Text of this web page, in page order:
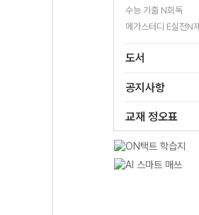
수능 기출 N회독
메가스터디 E실전N제
도서
공지사항
교재 정오표
급영어독해 영미
문학 읽기-22개
정 (2026년용)